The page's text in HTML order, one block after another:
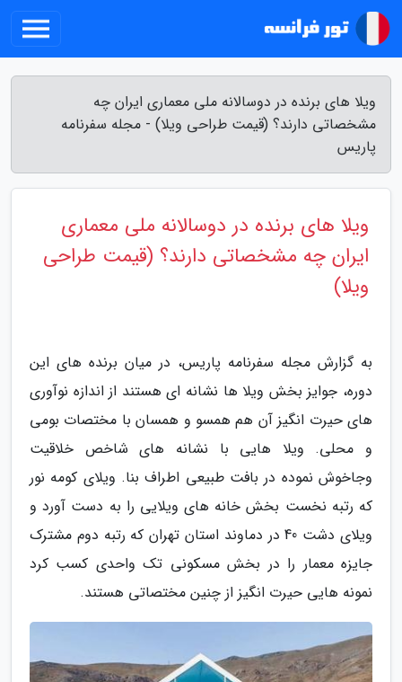
ویلا های برنده در دوسالانه ملی معماری ایران چه
مشخصاتی دارند؟ (قیمت طراحی ویلا) - مجله سفرنامه
پاریس
ویلا های برنده در دوسالانه ملی معماری
ایران چه مشخصاتی دارند؟ (قیمت طراحی
ویلا)
به گزارش مجله سفرنامه پاریس، در میان برنده های این
دوره، جوایز بخش ویلا ها نشانه ای هستند از اندازه نوآوری
های حیرت انگیز آن هم همسو و همسان با مختصات بومی
و محلی. ویلا هایی با نشانه های شاخص خلاقیت
وجاخوش نموده در بافت طبیعی اطراف بنا. ویلای کومه نور
که رتبه نخست بخش خانه های ویلایی را به دست آورد و
ویلای دشت 40 در دماوند استان تهران که رتبه دوم مشترک
جایزه معمار را در بخش مسکونی تک واحدی کسب کرد
نمونه هایی حیرت انگیز از چنین مختصاتی هستند.